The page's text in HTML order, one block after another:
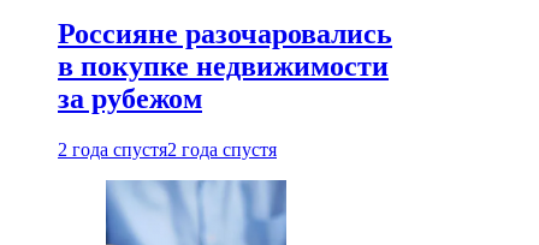
Россияне разочаровались
в покупке недвижимости
за рубежом
2 года спустя2 года спустя